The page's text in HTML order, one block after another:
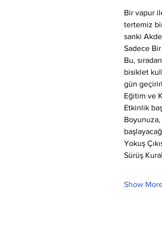
Bir vapur
tertemiz
sanki
Sadece
Bu,
bisiklet
gün
Eğitim ve
Etkinlik
Yokuş
Sürüş
Show